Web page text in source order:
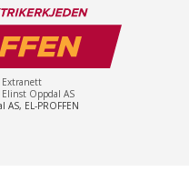
Extranett
Oppdal AS
EL-PROFFEN